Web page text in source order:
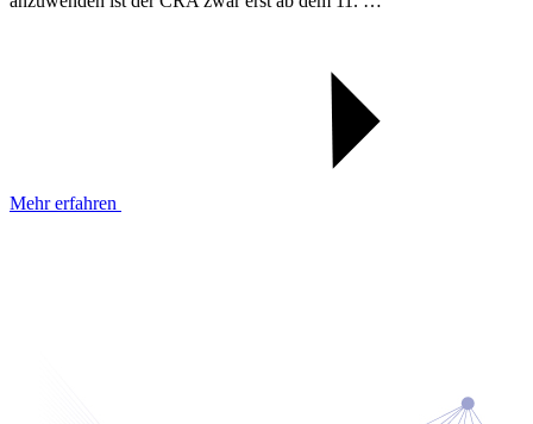
Mehr erfahren